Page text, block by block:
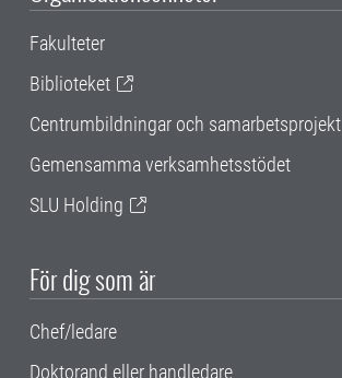
Fakulteter
Biblioteket
Centrumbildningar och samarbetsprojekt
Gemensamma verksamhetsstödet
SLU Holding
För dig som är
Chef/ledare
Doktorand eller handledare